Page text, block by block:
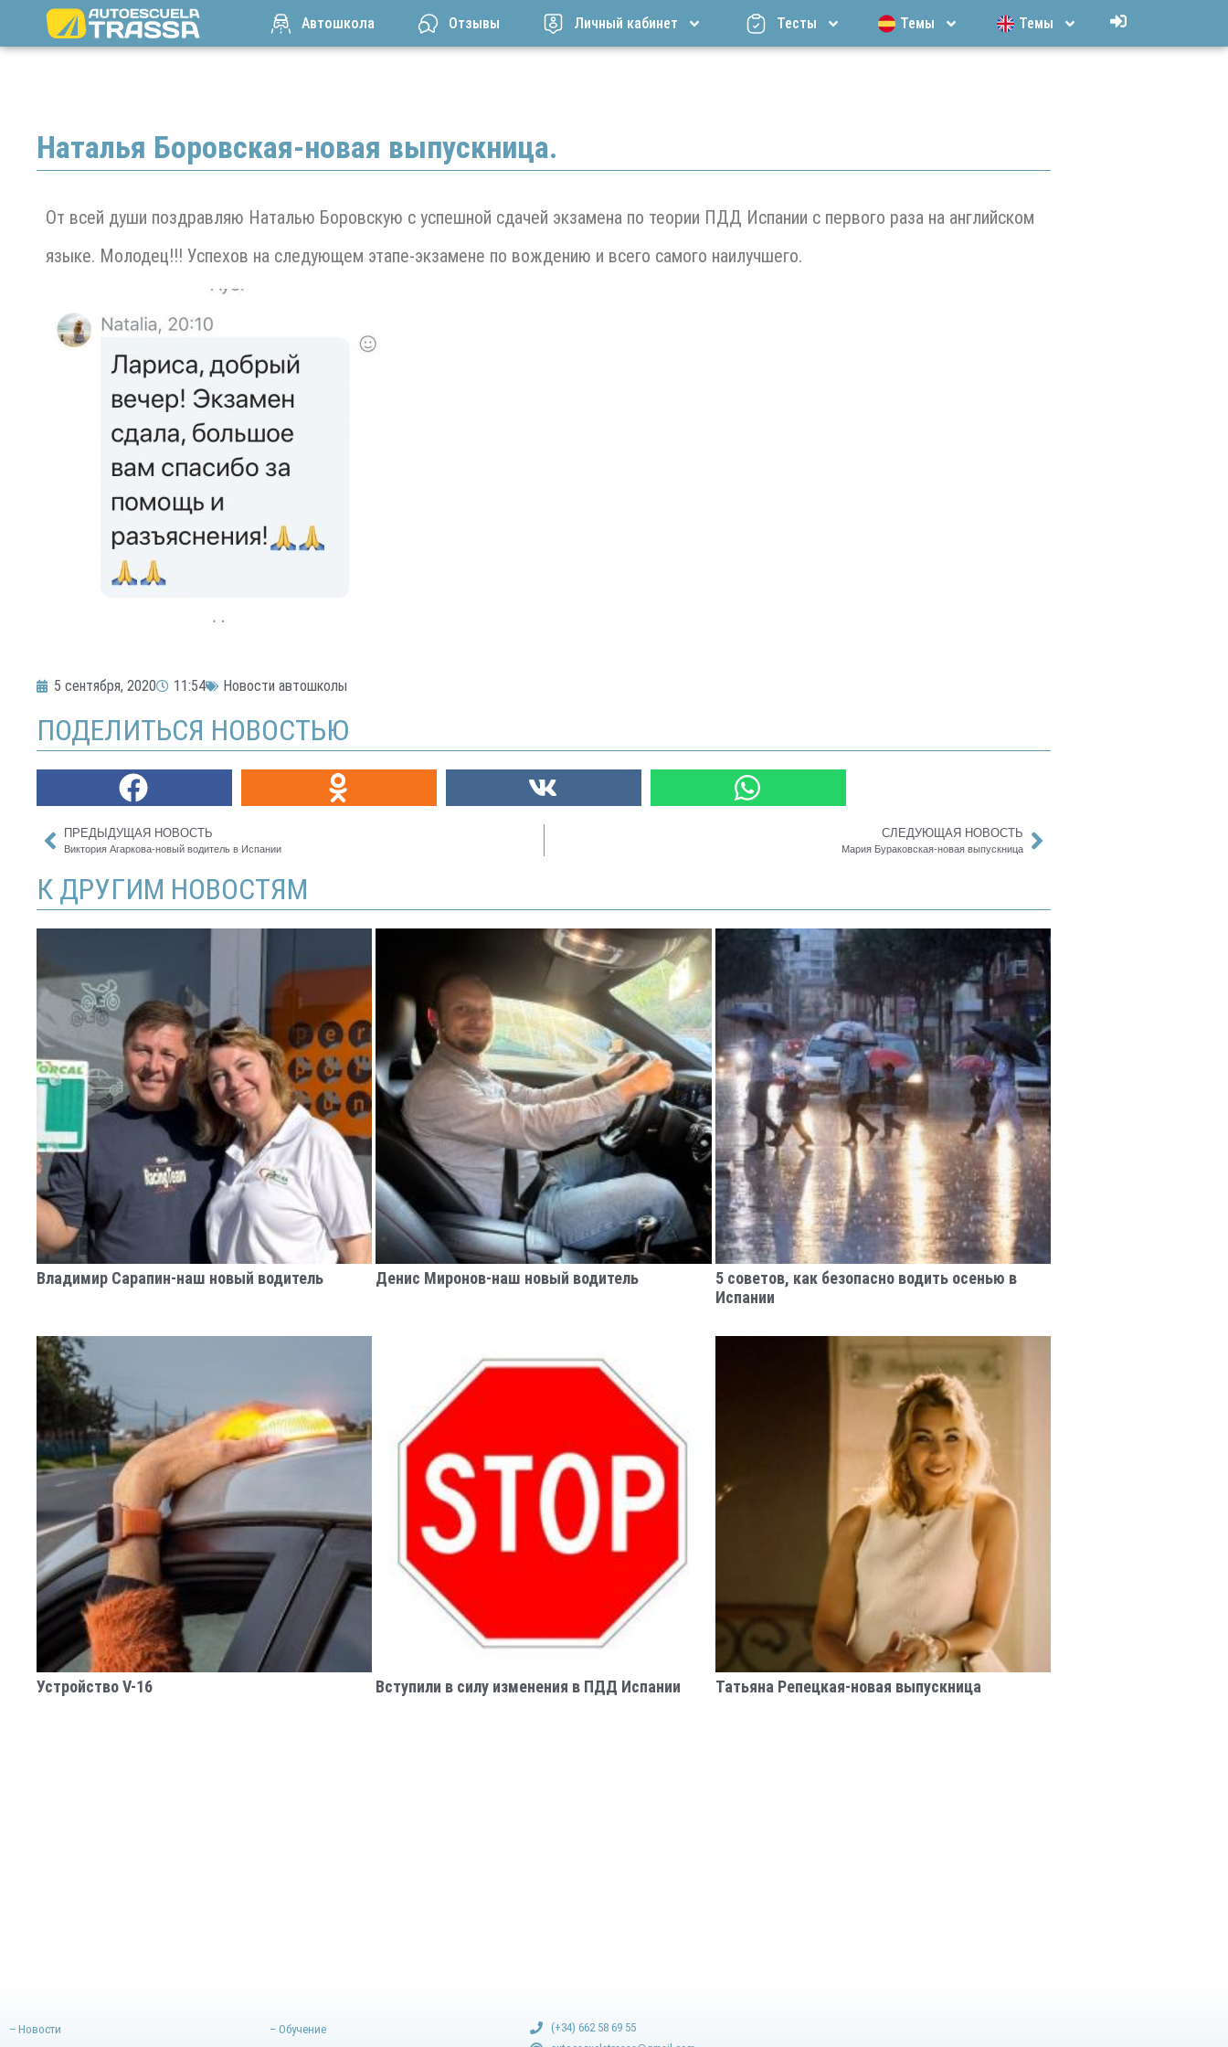
Автошкола Отзывы Личный кабинет Тесты Темы Темы
Наталья Боровская-новая выпускница.
От всей души поздравляю Наталью Боровскую с успешной сдачей экзамена по теории ПДД Испании с первого раза на английском
языке. Молодец!!! Успехов на следующем этапе-экзамене по вождению и всего самого наилучшего.
5 сентября, 2020 11:54 Новости автошколы
ПОДЕЛИТЬСЯ НОВОСТЬЮ
ПРЕДЫДУЩАЯ НОВОСТЬ
Виктория Агаркова-новый водитель в Испании
СЛЕДУЮЩАЯ НОВОСТЬ
Мария Бураковская-новая выпускница
К ДРУГИМ НОВОСТЯМ
Владимир Сарапин-наш новый водитель Денис Миронов-наш новый водитель
5 советов, как безопасно водить осенью в
Испании
Устройство V-16 Вступили в силу изменения в ПДД Испании Татьяна Репецкая-новая выпускница
– Новости
– Обучение
(+34) 662 58 69 55